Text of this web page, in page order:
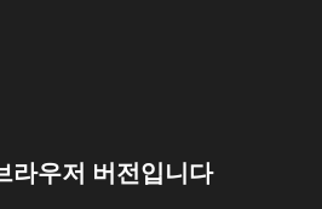
라우저 버전입니다